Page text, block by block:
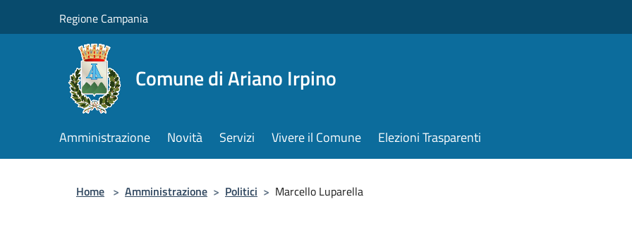
Regione Campania
Comune di Ariano Irpino
Amministrazione Novità Servizi Vivere il Comune Elezioni Trasparenti
Home > Amministrazione > Politici > Marcello Luparella